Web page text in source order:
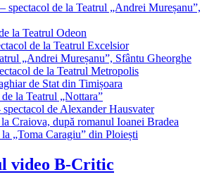
spectacol de la Teatrul „Andrei Mureșanu”,
la Teatrul Odeon
de la Teatrul Excelsior
„Andrei Mureșanu”, Sfântu Gheorghe
de la Teatrul Metropolis
de Stat din Timișoara
la Teatrul „Nottara”
de Alexander Hausvater
Craiova, după romanul Ioanei Bradea
„Toma Caragiu” din Ploiești
video B-Critic